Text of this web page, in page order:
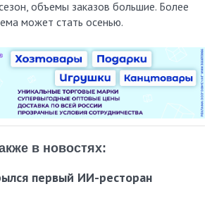
объемы заказов большие. Более
может стать осенью.
в новостях:
первый ИИ-ресторан